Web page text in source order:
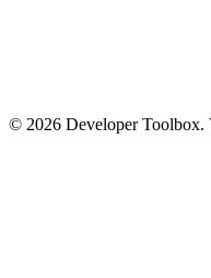
© 2026 Developer Toolbox.